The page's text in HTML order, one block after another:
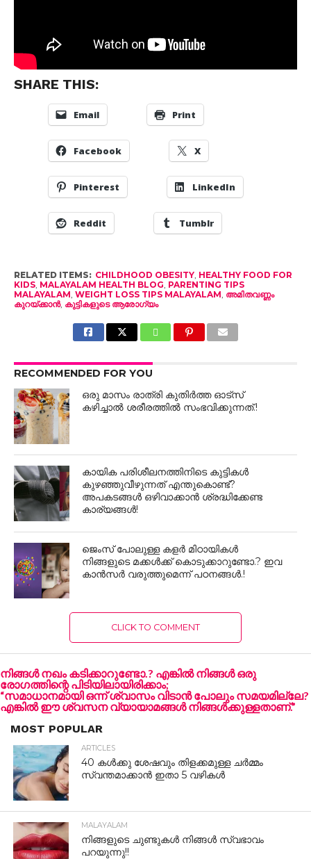
SHARE THIS:
Email Print
Facebook X
Pinterest LinkedIn
Reddit Tumblr
RELATED ITEMS: CHILDHOOD OBESITY, HEALTHY FOOD FOR
KIDS, MALAYALAM HEALTH BLOG PARENTING TIPS
MALAYALAM WEIGHT LOSS TIPS MALAYALAM അമിതവണ്ണം
കുറയ്ക്കാൻ, കുട്ടികളുടെ ആരോഗ്യം
RECOMMENDED FOR YOU
ഒരു മാസം രാത്രി കുതിർത്ത ഓട്സ്
കഴിച്ചാൽ ശരീരത്തിൽ സംഭവിക്കുന്നത്.!
കായിക പരിശീലനത്തിനിടെ കുട്ടികൾ
കുഴഞ്ഞുവീഴുന്നത് എന്തുകൊണ്ട്?
അപകടങ്ങൾ ഒഴിവാക്കാൻ ശ്രദ്ധിക്കേണ്ട
കാര്യങ്ങൾ!
ജെംസ് പോലുള്ള കളർ മിഠായികൾ
നിങ്ങളുടെ മക്കൾക്ക് കൊടുക്കാറുണ്ടോ.? ഇവ
കാൻസർ വരുത്തുമെന്ന് പഠനങ്ങൾ.!
CLICK TO COMMENT
നിങ്ങൾ നഖം കടിക്കാറുണ്ടോ.? എങ്കില്‍ നിങ്ങള്‍ ഒരു
രോഗത്തിന്റെ പിടിയിലായിരിക്കാം;
“സമാധാനമായി ഒന്ന് ശ്വാസം വിടാൻ പോലും സമയമില്ലേ?
എങ്കിൽ ഈ ശ്വസന വ്യായാമങ്ങൾ നിങ്ങൾക്കുള്ളതാണ്.”
MOST POPULAR
ARTICLES
40 കൾക്കു ശേഷവും തിളക്കമുള്ള ചർമ്മം
സ്വന്തമാക്കാൻ ഇതാ 5 വഴികൾ
MALAYALAM
നിങ്ങളുടെ ചുണ്ടുകൾ നിങ്ങൾ സ്വഭാവം
പറയുന്നു!!